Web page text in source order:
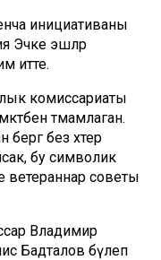
инициативаны
Эчке эшләр
итте.
комиссариаты
тәмамлаган.
без хәтер
бу символик
ветераннар советы
Владимир
Бадталов бүлеп